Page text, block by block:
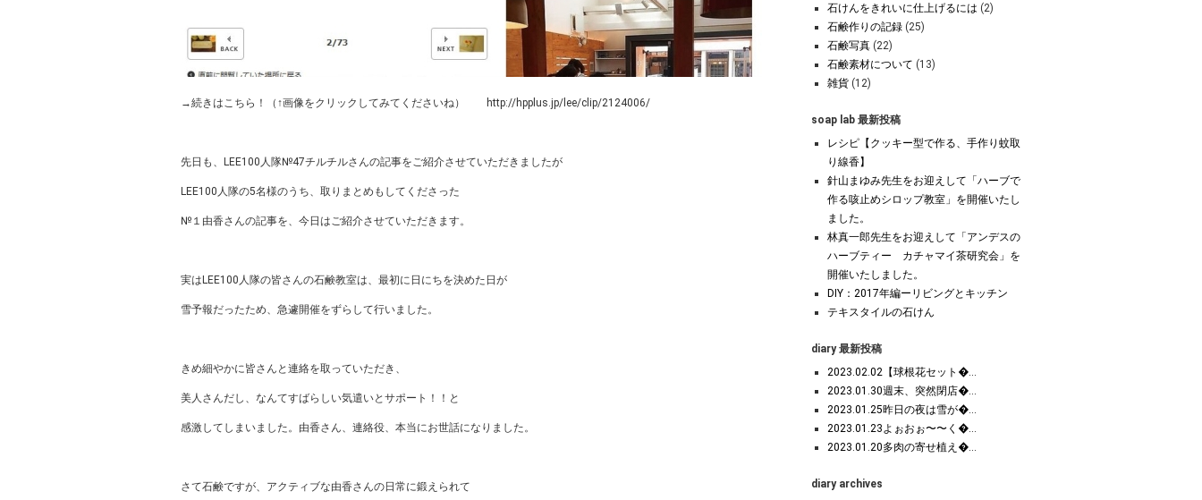
→続きはこちら！（↑画像をクリックしてみてくださいね） http://hpplus.jp/lee/clip/2124006/
先日も、LEE100人隊№47チルチルさんの記事をご紹介させていただきましたが
LEE100人隊の5名様のうち、取りまとめもしてくださった
№１由香さんの記事を、今日はご紹介させていただきます。
実はLEE100人隊の皆さんの石鹸教室は、最初に日にちを決めた日が
雪予報だったため、急遽開催をずらして行いました。
きめ細やかに皆さんと連絡を取っていただき、
美人さんだし、なんてすばらしい気遣いとサポート！！と
感激してしまいました。由香さん、連絡役、本当にお世話になりました。
さて石鹸ですが、アクティブな由香さんの日常に鍛えられて
石けんをきれいに仕上げるには (2)
石鹸作りの記録 (25)
石鹸写真 (22)
石鹸素材について (13)
雑貨 (12)
soap lab 最新投稿
レシピ【クッキー型で作る、手作り蚊取
り線香】
針山まゆみ先生をお迎えして「ハーブで
作る咳止めシロップ教室」を開催いたし
ました。
林真一郎先生をお迎えして「アンデスの
ハーブティー カチャマイ茶研究会」を
開催いたしました。
DIY：2017年編ーリビングとキッチン
テキスタイルの石けん
diary 最新投稿
2023.02.02【球根花セット�...
2023.01.30週末、突然閉店�...
2023.01.25昨日の夜は雪が�...
2023.01.23よぉおぉ〜〜く�...
2023.01.20多肉の寄せ植え�...
diary archives